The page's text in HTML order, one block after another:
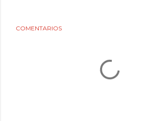
COMENTARIOS